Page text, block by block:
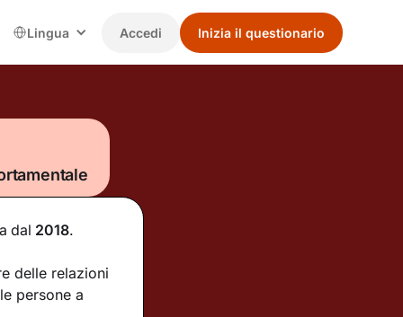
Lingua Accedi Inizia il questionario
dal 2018.
delle relazioni
persone a